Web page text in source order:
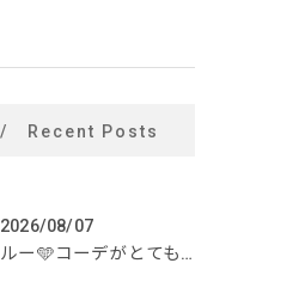
Recent Posts
2026/08/07
ブルー🩵コーデがとてもお似合いでした✨